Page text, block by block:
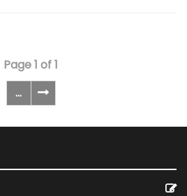
Page 1 of 1
...